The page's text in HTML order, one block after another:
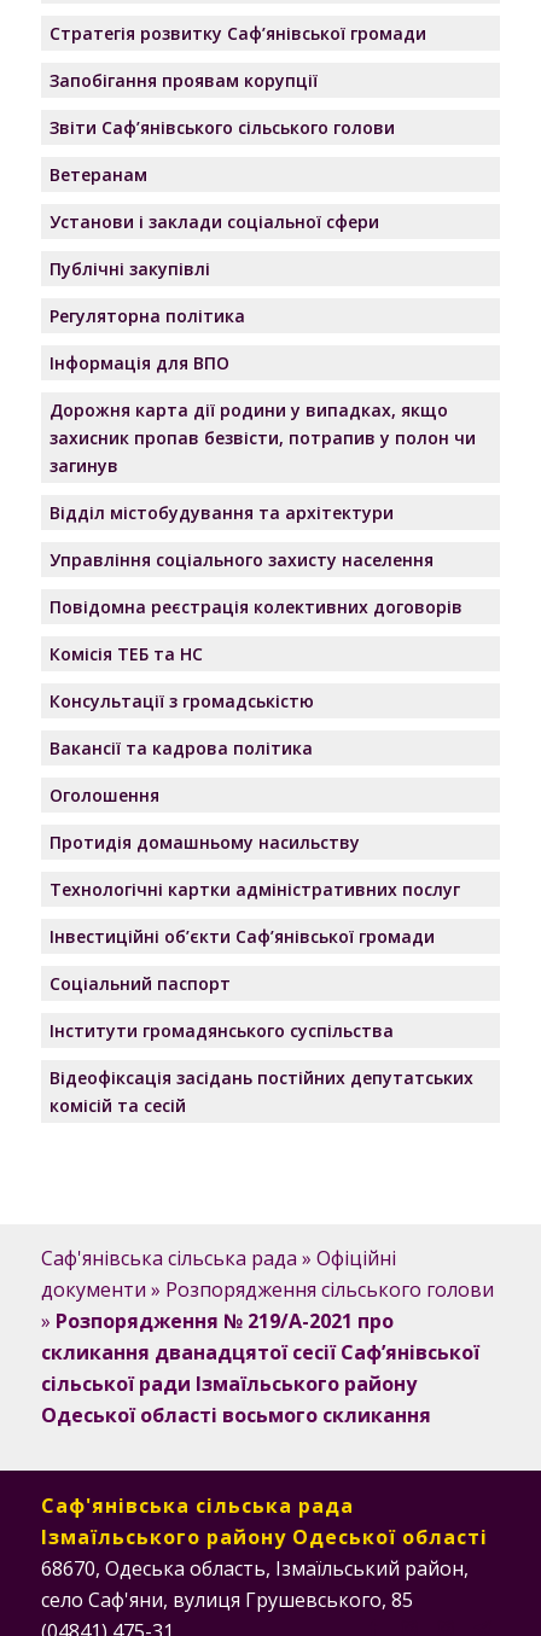
Стратегія розвитку Саф’янівської громади
Запобігання проявам корупції
Звіти Саф’янівського сільського голови
Ветеранам
Установи і заклади соціальної сфери
Публічні закупівлі
Регуляторна політика
Інформація для ВПО
Дорожня карта дії родини у випадках, якщо
захисник пропав безвісти, потрапив у полон чи
загинув
Відділ містобудування та архітектури
Управління соціального захисту населення
Повідомна реєстрація колективних договорів
Комісія ТЕБ та НС
Консультації з громадськістю
Вакансії та кадрова політика
Оголошення
Протидія домашньому насильству
Технологічні картки адміністративних послуг
Інвестиційні об’єкти Саф’янівської громади
Соціальний паспорт
Інститути громадянського суспільства
Відеофіксація засідань постійних депутатських
комісій та сесій
Саф'янівська сільська рада » Офіційні
документи » Розпорядження сільського голови
» Розпорядження № 219/А-2021 про
скликання дванадцятої сесії Саф’янівської
сільської ради Ізмаїльського району
Одеської області восьмого скликання
Саф'янівська сільська рада
Ізмаїльського району Одеської області
68670, Одеська область, Ізмаїльський район,
село Саф'яни, вулиця Грушевського, 85